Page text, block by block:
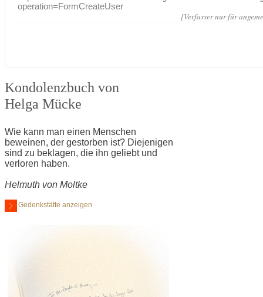
operation=FormCreateUser
[Verfasser nur für
Kondolenzbuch von
Helga Mücke
Wie kann man einen Menschen
beweinen, der gestorben ist? Diejenigen
sind zu beklagen, die ihn geliebt und
verloren haben.
Helmuth von Moltke
Gedenkstätte anzeigen